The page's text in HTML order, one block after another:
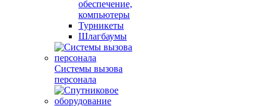
обеспечение,
компьютеры
Турникеты
Шлагбаумы
Системы вызова
персонала